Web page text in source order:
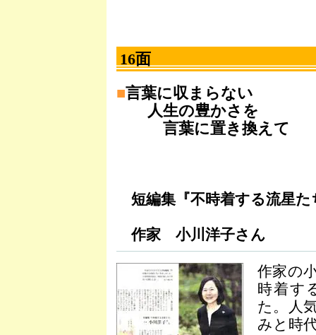
16面
■言葉に収まらない
人生の豊かさを
言葉に置き換えて
短編集『不時着する流星た
作家 小川洋子さん
作家の
時着す
た。人
みと時